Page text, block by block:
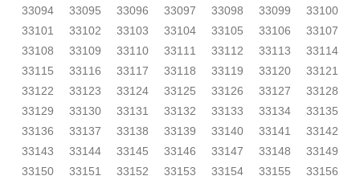
33094 33095 33096 33097 33098 33099
33100
33101
33102 33103 33104 33105 33106
33107
33108
33109 33110 33111 33112 33113
33114
33115
33116 33117 33118 33119 33120
33121
33122
33123 33124 33125 33126 33127
33128
33129
33130 33131 33132 33133 33134
33135
33136
33137 33138 33139 33140 33141
33142
33143
33144 33145 33146 33147 33148
33149
33150
33151 33152 33153 33154 33155
33156